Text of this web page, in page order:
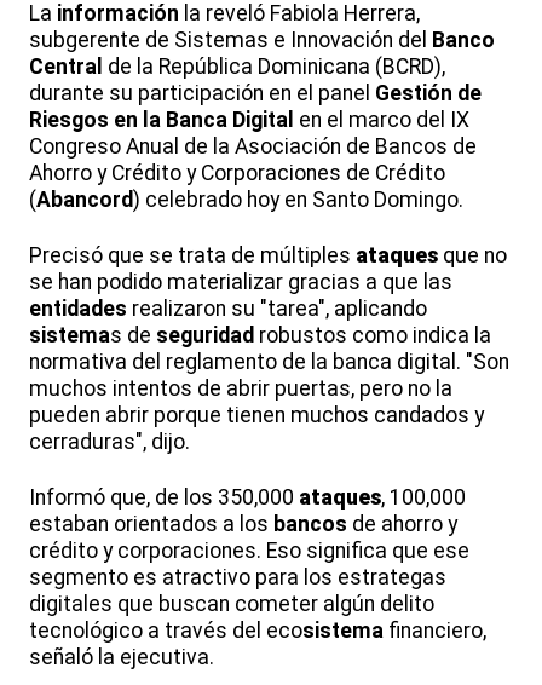
La información la reveló Fabiola Herrera,
subgerente de Sistemas e Innovación del Banco
Central de la República Dominicana (BCRD),
durante su participación en el panel Gestión de
Riesgos en la Banca Digital en el marco del IX
Congreso Anual de la Asociación de Bancos de
Ahorro y Crédito y Corporaciones de Crédito
(Abancord) celebrado hoy en Santo Domingo.
Precisó que se trata de múltiples ataques que no
se han podido materializar gracias a que las
entidades realizaron su "tarea", aplicando
sistemas de seguridad robustos como indica la
normativa del reglamento de la banca digital. "Son
muchos intentos de abrir puertas, pero no la
pueden abrir porque tienen muchos candados y
cerraduras", dijo.
Informó que, de los 350,000 ataques, 100,000
estaban orientados a los bancos de ahorro y
crédito y corporaciones. Eso significa que ese
segmento es atractivo para los estrategas
digitales que buscan cometer algún delito
tecnológico a través del ecosistema financiero,
señaló la ejecutiva.